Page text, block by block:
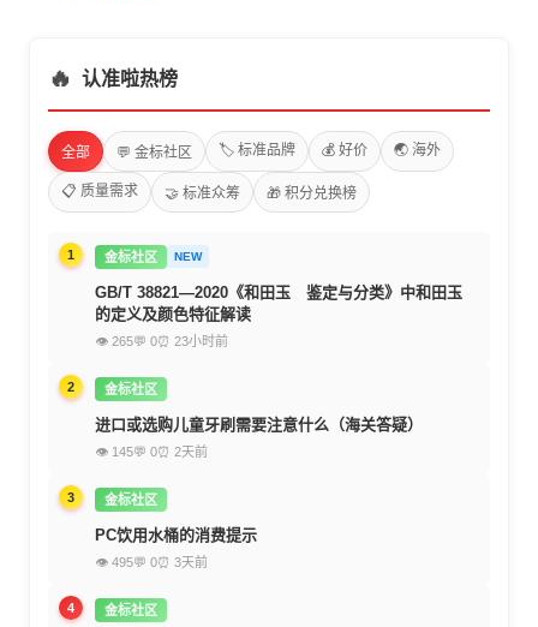
🔥 认准啦热榜
全部 💬 金标社区 🏷️ 标准品牌 💰 好价 🌏 海外
📋 质量需求 🤝 标准众筹 🎁 积分兑换榜
1 金标社区 NEW
GB/T 38821—2020《和田玉 鉴定与分类》中和田玉
的定义及颜色特征解读
👁 265💬 0⏰ 23小时前
2 金标社区
进口或选购儿童牙刷需要注意什么（海关答疑）
👁 145💬 0⏰ 2天前
3 金标社区
PC饮用水桶的消费提示
👁 495💬 0⏰ 3天前
4 金标社区